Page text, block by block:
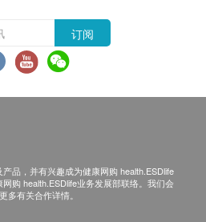
货品时，有责任检查货品是否
认签收，恕不接受退换。
个工作天内按下列方式联络
Co Ltd客户服务部跟进。
订阅
品，并有兴趣成为健康网购 health.ESDlife
购 health.ESDlife业务发展部联络。我们会
多有关合作详情。